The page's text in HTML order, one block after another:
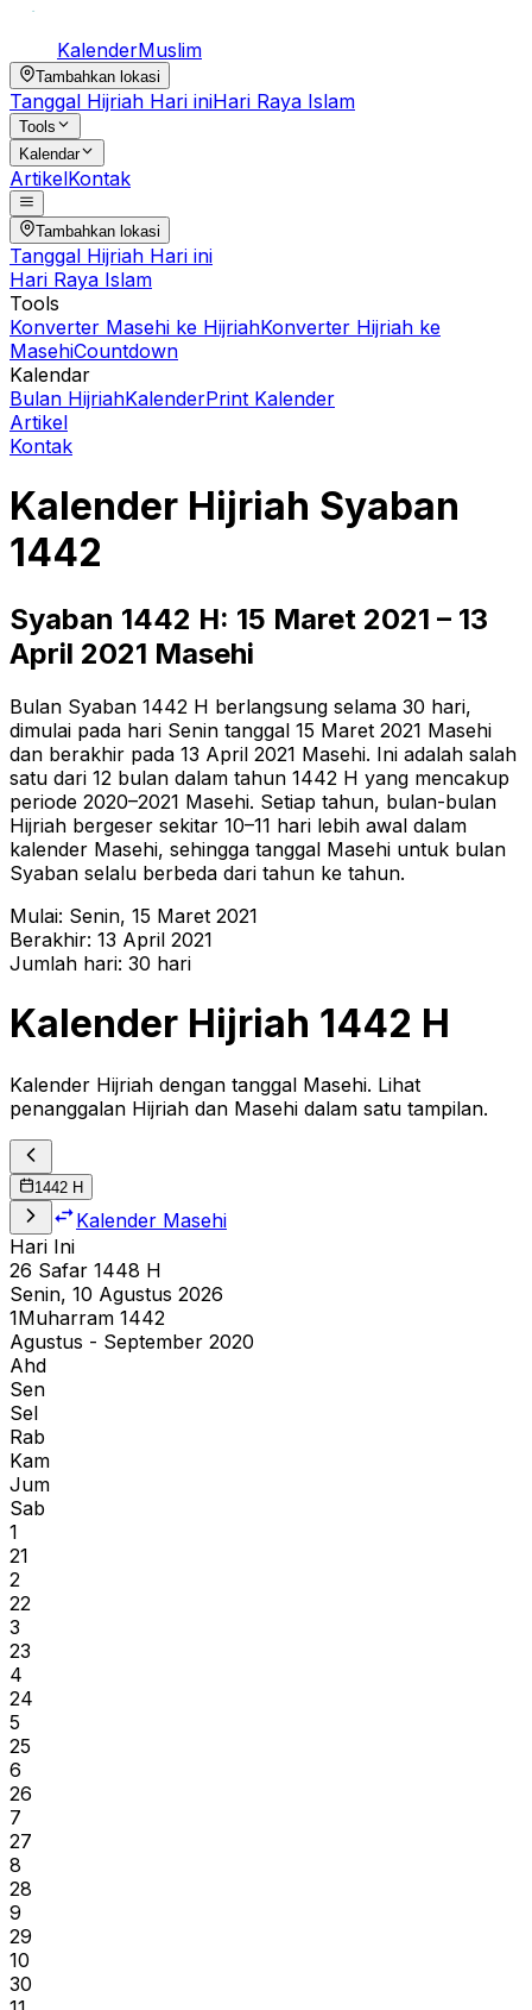
KalenderMuslim
Tambahkan lokasi
Tanggal Hijriah Hari iniHari Raya Islam
Tools
Kalendar
ArtikelKontak
Tambahkan lokasi
Tanggal Hijriah Hari ini
Hari Raya Islam
Tools
Konverter Masehi ke HijriahKonverter Hijriah ke
MasehiCountdown
Kalendar
Bulan HijriahKalenderPrint Kalender
Artikel
Kontak
Kalender Hijriah Syaban
1442
Syaban 1442 H: 15 Maret 2021 – 13
April 2021 Masehi
Bulan Syaban 1442 H berlangsung selama 30 hari,
dimulai pada hari Senin tanggal 15 Maret 2021 Masehi
dan berakhir pada 13 April 2021 Masehi. Ini adalah salah
satu dari 12 bulan dalam tahun 1442 H yang mencakup
periode 2020–2021 Masehi. Setiap tahun, bulan-bulan
Hijriah bergeser sekitar 10–11 hari lebih awal dalam
kalender Masehi, sehingga tanggal Masehi untuk bulan
Syaban selalu berbeda dari tahun ke tahun.
Mulai: Senin, 15 Maret 2021
Berakhir: 13 April 2021
Jumlah hari: 30 hari
Kalender Hijriah 1442 H
Kalender Hijriah dengan tanggal Masehi. Lihat
penanggalan Hijriah dan Masehi dalam satu tampilan.
1442 H
Kalender Masehi
Hari Ini
26 Safar 1448 H
Senin, 10 Agustus 2026
1Muharram 1442
Agustus - September 2020
Ahd
Sen
Sel
Rab
Kam
Jum
Sab
1
21
2
22
3
23
4
24
5
25
6
26
7
27
8
28
9
29
10
30